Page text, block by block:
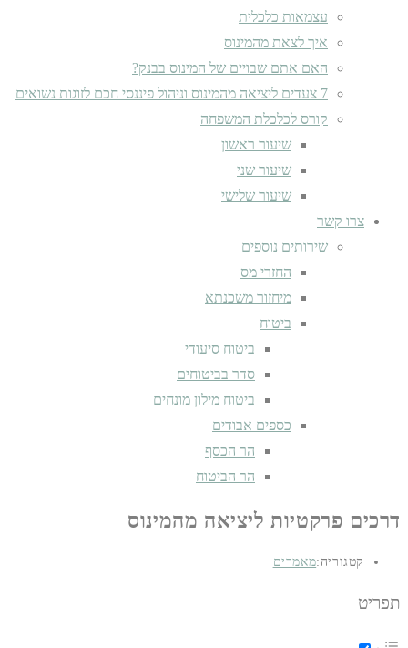
עצמאות כלכלית
איך לצאת מהמינוס
האם אתם שבויים של המינוס בבנק?
7 צעדים ליציאה מהמינוס וניהול פיננסי חכם לזוגות נשואים
קורס לכלכלת המשפחה
שיעור ראשון
שיעור שני
שיעור שלישי
צרו קשר
שירותים נוספים
החזרי מס
מיחזור משכנתא
ביטוח
ביטוח סיעודי
סדר בביטוחים
ביטוח מילון מונחים
כספים אבודים
הר הכסף
הר הביטוח
דרכים פרקטיות ליציאה מהמינוס
קטגוריה:מאמרים
תפריט